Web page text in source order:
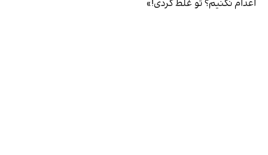
اعدام نکنیم؟ تو غلط کردی!»